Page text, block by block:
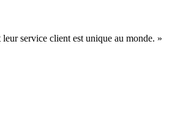
service client est unique au monde. »